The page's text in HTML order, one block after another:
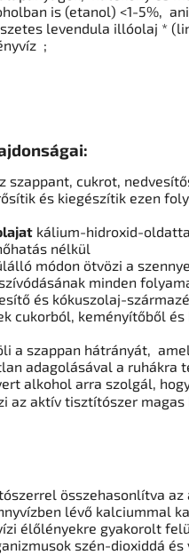
is (etanol) <1-5%,
levendula illóolaj *
;
szappant, cukrot,
és kiegészítik ezen
kálium-hidroxid-
nélkül
módon ötvözi a
minden
és kókuszolaj-
cukorból, keményítőből és
a szappan hátrányát,
adagolásával a ruhákra
alkohol arra szolgál,
az aktív tisztítószer
összehasonlítva az
lévő kalciummal
élőlényekre gyakorolt
szén-dioxiddá és